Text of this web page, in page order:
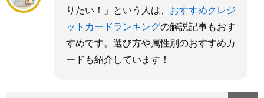
りたい！」という人は、 おすすめクレジ
ットカードランキングの解説記事もおす
すめです。選び方や属性別のおすすめカ
ードも紹介しています！